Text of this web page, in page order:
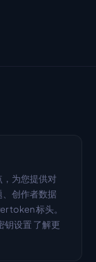
，为您提供对
创作者数据
token 标头。
钥设置 了解更